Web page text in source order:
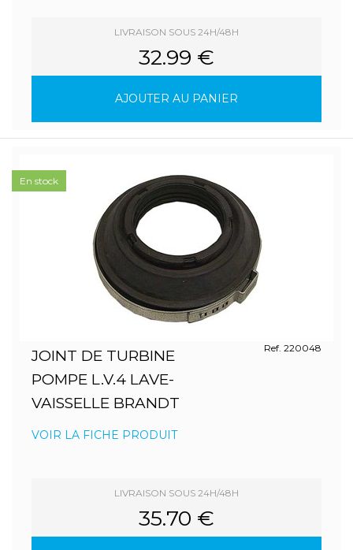
LIVRAISON SOUS 24H/48H
32.99 €
AJOUTER AU PANIER
JOINT DE TURBINE
POMPE L.V.4 LAVE-
VAISSELLE BRANDT
Ref. 220048
VOIR LA FICHE PRODUIT
LIVRAISON SOUS 24H/48H
35.70 €
En stock